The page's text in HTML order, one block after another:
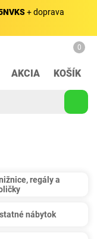
+ doprava
AKCIA
0
KOŠÍK
regály a
nábytok